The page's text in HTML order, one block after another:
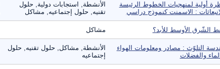
أولية لمنهجيات الخطوط الرئيسة
: الاسمنت كنموذج دراسي
الأنشطة, استجابات دولية, حلول
تقنيه, حلول إجتماعيه, مشاكل
الشّرق الأوسط للأبد؟ مشاكل
التلوّث : مصادر ومعلومات الهواء
والفضلات
الأنشطة, مشاكل, حلول تقنيه, حلول
إجتماعيه